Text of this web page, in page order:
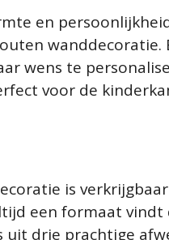
en
wanddecoratie.
wens te
voor de
is
een formaat
uit drie prachtige